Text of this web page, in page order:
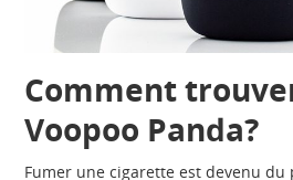
Comment
Voopoo Panda?
Fumer une cigarette est devenu du